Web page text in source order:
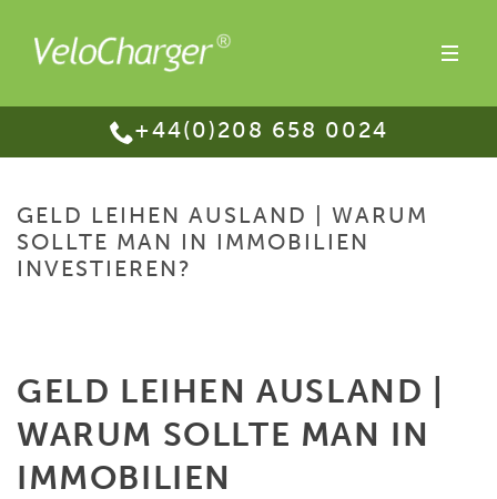
+44(0)208 658 0024
GELD LEIHEN AUSLAND | WARUM
SOLLTE MAN IN IMMOBILIEN
INVESTIEREN?
GELD LEIHEN AUSLAND |
WARUM SOLLTE MAN IN
IMMOBILIEN